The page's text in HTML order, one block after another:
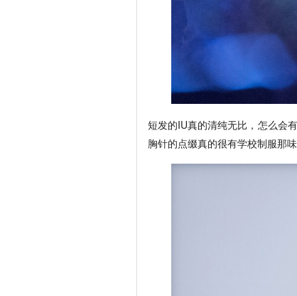
短发的IU真的清纯无比，怎么会
胸针的点缀真的很有学校制服那